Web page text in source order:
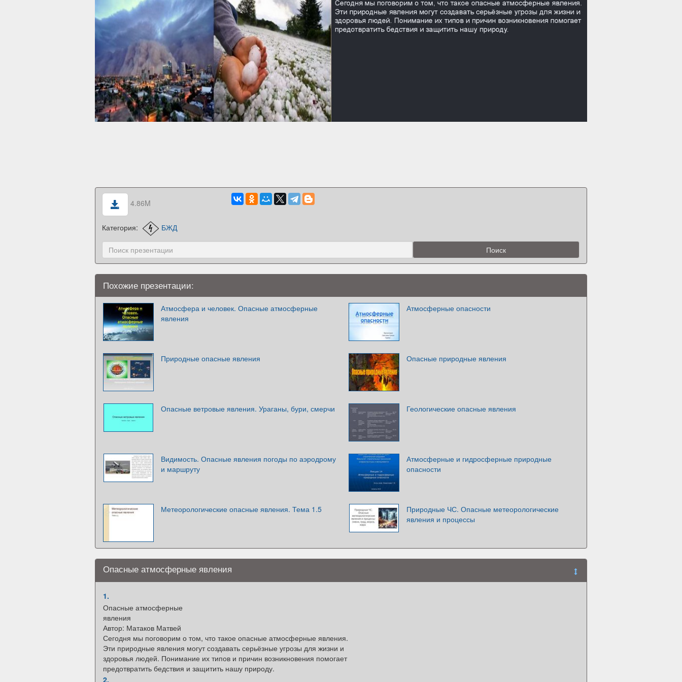
4.86M
Категория: БЖД
Похожие презентации:
Атмосфера и человек. Опасные атмосферные
явления
Атмосферные опасности
Природные опасные явления Опасные природные явления
Опасные ветровые явления. Ураганы, бури, смерчи Геологические опасные явления
Видимость. Опасные явления погоды по аэродрому
и маршруту
Атмосферные и гидросферные природные
опасности
Метеорологические опасные явления. Тема 1.5
Природные ЧС. Опасные метеорологические
явления и процессы
Опасные атмосферные явления
1.
Опасные атмосферные
явления
Автор: Матаков Матвей
Сегодня мы поговорим о том, что такое опасные атмосферные явления.
Эти природные явления могут создавать серьёзные угрозы для жизни и
здоровья людей. Понимание их типов и причин возникновения помогает
предотвратить бедствия и защитить нашу природу.
2.